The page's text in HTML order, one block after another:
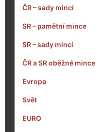
ČR – sady mincí
SR – pamětní mince
SR – sady mincí
ČR a SR oběžné mince
Evropa
Svět
EURO